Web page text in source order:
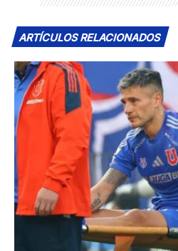
ARTÍCULOS RELACIONADOS